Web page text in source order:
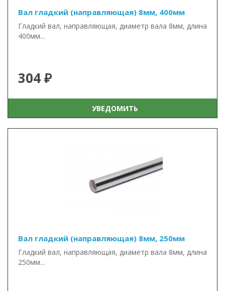
Вал гладкий (направляющая) 8мм, 400мм
Гладкий вал, направляющая, диаметр вала 8мм, длина
400мм...
304 ₽
УВЕДОМИТЬ
Вал гладкий (направляющая) 8мм, 250мм
Гладкий вал, направляющая, диаметр вала 8мм, длина
250мм...